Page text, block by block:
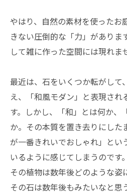
やはり、自然の素材を使ったお
きない圧倒的な「力」がありま
して雑に作った空間には現れま
最近は、石をいくつか転がして
え、「和風モダン」と表現され
す。しかし、「和」とは何か、
か。その本質を置き去りにした
が一番きれいでおしゃれ」とい
いるように感じてしまうのです。
その植物は数年後どのような姿
その石は数年後もみたいなと思